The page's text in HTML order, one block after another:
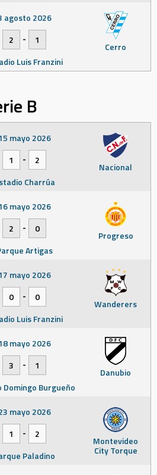
Cerro
agosto 2026
2
-
1
Luis Franzini
B
Nacional
mayo 2026
1
-
2
Charrúa
Progreso
mayo 2026
2
-
0
Artigas
Wanderers
mayo 2026
0
-
0
Luis Franzini
Danubio
mayo 2026
3
-
1
Domingo Burgueño
Montevideo
City Torque
mayo 2026
1
-
2
Paladino